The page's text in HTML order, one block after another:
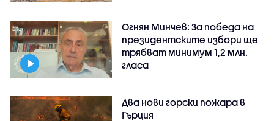
Огнян Минчев: За победа на
президентските избори ще
трябват минимум 1,2 млн.
гласа
Два нови горски пожара в
Гърция